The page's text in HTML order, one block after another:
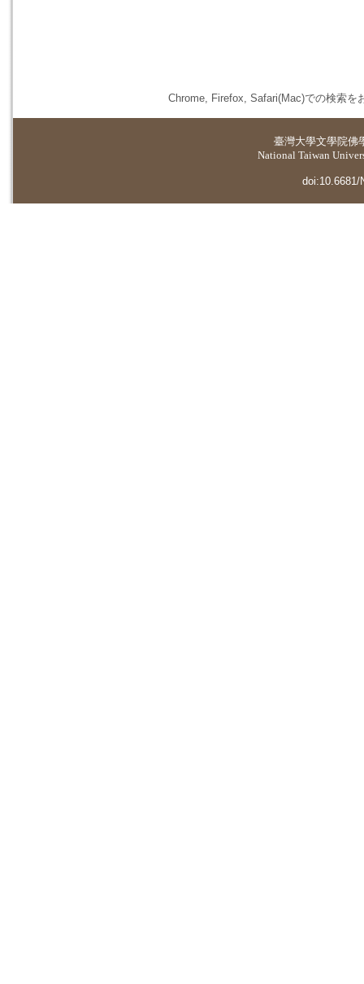
Chrome, Firefox, Safari(Mac)での検索を
臺灣大學文學院佛
National Taiwan
doi:10.6681/